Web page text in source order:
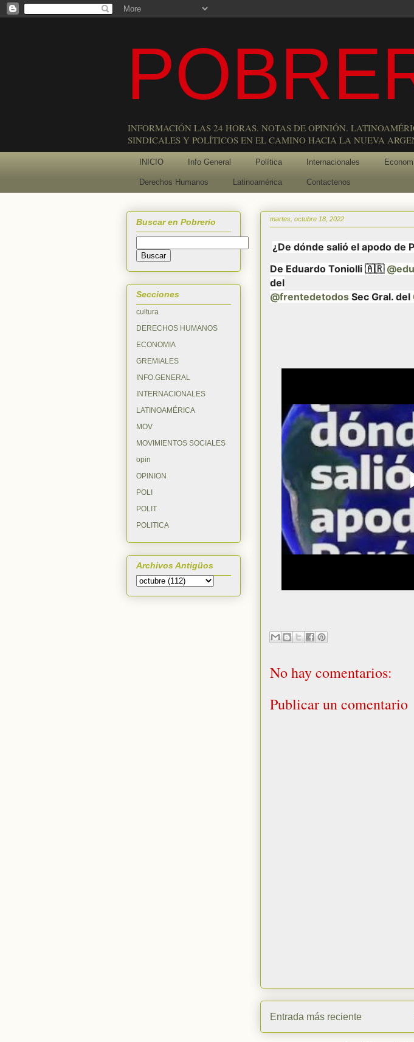
INFORMACIÓN LAS 24 HORAS. NOTAS DE OPINIÓN.
SINDICALES Y POLÍTICOS EN EL CAMINO HACIA LA NUEVA
INICIO Info General Política Internacionales
Derechos Humanos Latinoamérica Contactenos
martes, octubre 18, 2022
¿De dónde salió el apodo de
De Eduardo Toniolli 🇦🇷
del
@frentedetodos Sec Gral. del
No hay comentarios:
Publicar un comentario
Entrada más reciente
Buscar en Pobrerío
Secciones
cultura
DERECHOS HUMANOS
ECONOMIA
GREMIALES
INFO.GENERAL
INTERNACIONALES
LATINOAMÉRICA
MOV
MOVIMIENTOS SOCIALES
opin
OPINION
POLI
POLIT
POLITICA
Archivos Antigüos